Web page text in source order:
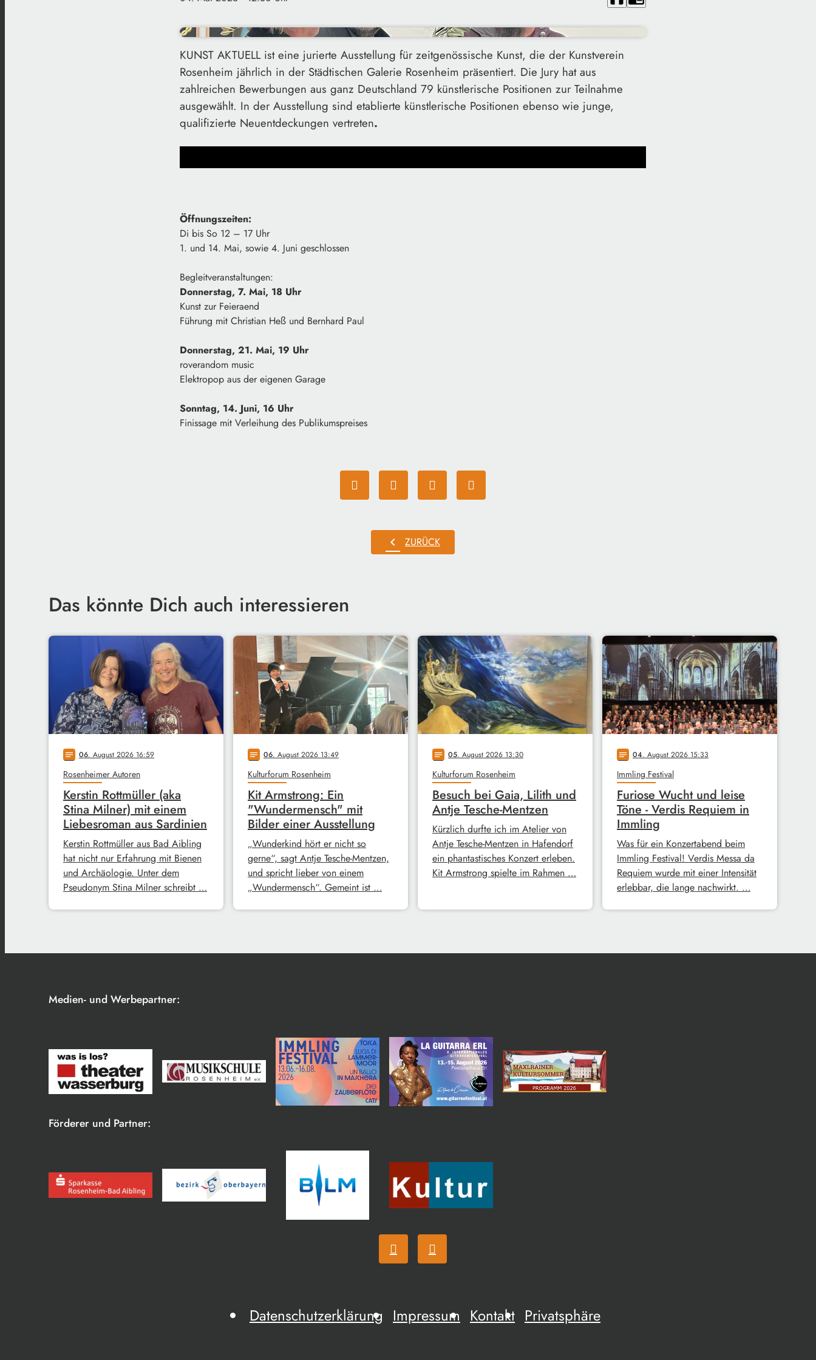
KUNST AKTUELL ist eine jurierte Ausstellung für zeitgenössische Kunst, die der Kunstverein
Rosenheim jährlich in der Städtischen Galerie Rosenheim präsentiert. Die Jury hat aus
zahlreichen Bewerbungen aus ganz Deutschland 79 künstlerische Positionen zur Teilnahme
ausgewählt. In der Ausstellung sind etablierte künstlerische Positionen ebenso wie junge,
qualifizierte Neuentdeckungen vertreten.
Öffnungszeiten:
Di bis So 12 – 17 Uhr
1. und 14. Mai, sowie 4. Juni geschlossen
Begleitveranstaltungen:
Donnerstag, 7. Mai, 18 Uhr
Kunst zur Feieraend
Führung mit Christian Heß und Bernhard Paul
Donnerstag, 21. Mai, 19 Uhr
roverandom music
Elektropop aus der eigenen Garage
Sonntag, 14. Juni, 16 Uhr
Finissage mit Verleihung des Publikumspreises
chevron_left ZURÜCK
Das könnte Dich auch interessieren
notes 06. August 2026 16:59
Rosenheimer Autoren
Kerstin Rottmüller (aka
Stina Milner) mit einem
Liebesroman aus Sardinien
Kerstin Rottmüller aus Bad Aibling
hat nicht nur Erfahrung mit Bienen
und Archäologie. Unter dem
Pseudonym Stina Milner schreibt …
notes 06. August 2026 13:49
Kulturforum Rosenheim
Kit Armstrong: Ein
"Wundermensch" mit
Bilder einer Ausstellung
„Wunderkind hört er nicht so
gerne“, sagt Antje Tesche-Mentzen,
und spricht lieber von einem
„Wundermensch“. Gemeint ist …
notes 05. August 2026 13:30
Kulturforum Rosenheim
Besuch bei Gaia, Lilith und
Antje Tesche-Mentzen
Kürzlich durfte ich im Atelier von
Antje Tesche-Mentzen in Hafendorf
ein phantastisches Konzert erleben.
Kit Armstrong spielte im Rahmen …
notes 04. August 2026 15:33
Immling Festival
Furiose Wucht und leise
Töne - Verdis Requiem in
Immling
Was für ein Konzertabend beim
Immling Festival! Verdis Messa da
Requiem wurde mit einer Intensität
erlebbar, die lange nachwirkt. …
Medien- und Werbepartner:
Förderer und Partner:
Datenschutzerklärung Impressum Kontakt Privatsphäre